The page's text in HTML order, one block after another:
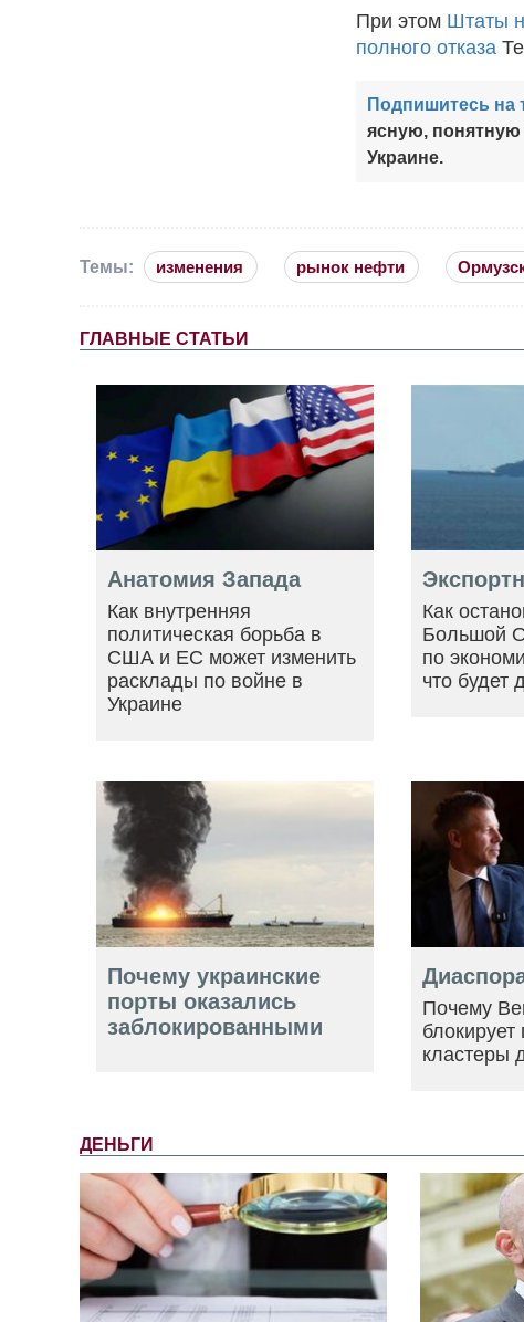
При этом Штаты
полного отказа
Подпишитесь на
ясную,
Украине.
Темы: изменения рынок нефти
ГЛАВНЫЕ СТАТЬИ
Анатомия Запада
Как внутренняя
политическая борьба в
США и ЕС может изменить
расклады по войне в
Украине
Как
Большой
по
что будет
Почему украинские
порты оказались
заблокированными
Почему
кластеры
ДЕНЬГИ